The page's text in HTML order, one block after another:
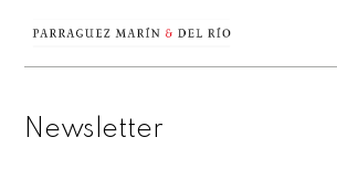
Newsletter